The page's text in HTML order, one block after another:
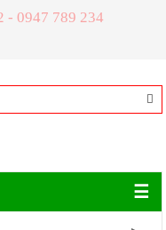
- 0947 789 234
☰